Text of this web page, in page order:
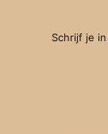
Schrijf je